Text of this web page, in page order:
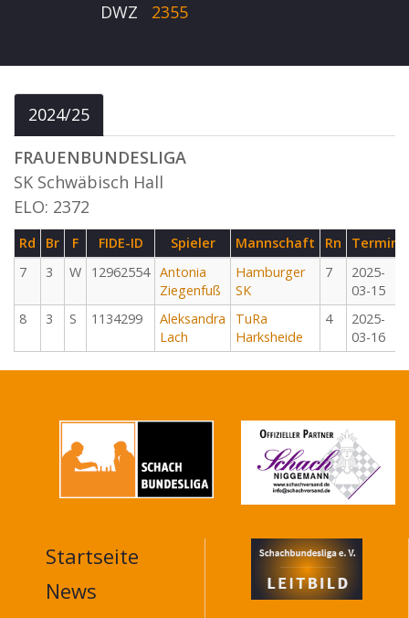
DWZ
2355
2024/25
FRAUENBUNDESLIGA
SK Schwäbisch Hall
ELO: 2372
Rd Br F FIDE-ID Spieler Mannschaft Rn
Termin
7
3 W 12962554 Antonia
Ziegenfuß
Hamburger
SK
7
2025-
03-15
8
3 S 1134299
Aleksandra
Lach
TuRa
Harksheide
4
2025-
03-16
MAIN
NAVIGATION
FOOTER
Startseite
News